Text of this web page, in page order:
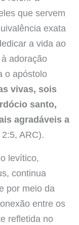
que servem
exata
a vida ao
adoração
o apóstolo
vivas, sois
santo,
agradáveis a
ARC).
levítico,
continua
por meio da
entre os
refletida no